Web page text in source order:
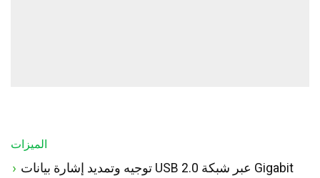
الميزات
توجيه وتمديد إشارة بيانات USB 2.0 عبر شبكة Gigabit